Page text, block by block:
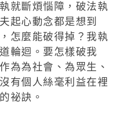
就斷煩惱障，破法執
起心動念都是想到
怎麼能破得掉？我執
輪迴。要怎樣破我
為為社會、為眾生、
有個人絲毫利益在裡
祕訣。